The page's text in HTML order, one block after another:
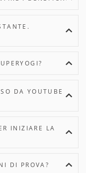
DA YOUTUBE
INIZIARE LA
DI PROVA?